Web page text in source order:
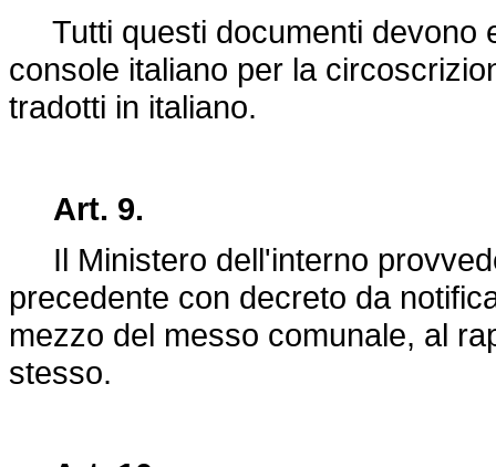
Tutti questi documenti devono
console italiano per la
tradotti in italiano.
Art. 9.
Il Ministero dell'interno
precedente con decreto da
mezzo del messo comunale, al
stesso.